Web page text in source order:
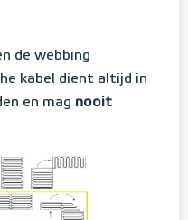
de webbing
kabel dient altijd in
en mag nooit